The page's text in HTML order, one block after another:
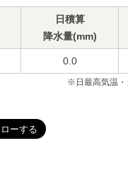
日積算
降水量(mm)
0.0
※日最高気温・